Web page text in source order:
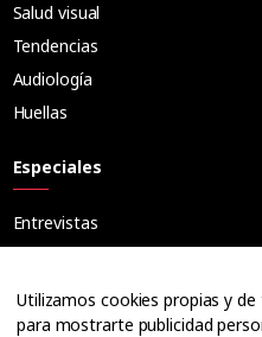
Salud visual
Tendencias
Audiología
Huellas
Especiales
Entrevistas
Ópticos
Cuadernos
Utilizamos cookies propias y
para mostrarte publicidad